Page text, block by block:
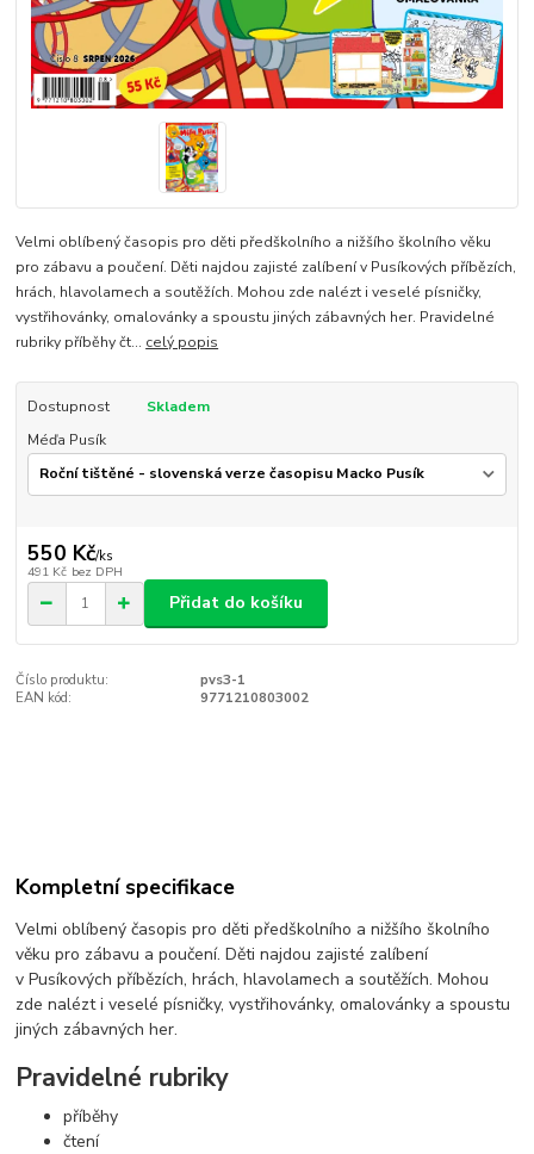
Velmi oblíbený časopis pro děti předškolního a nižšího školního věku
pro zábavu a poučení. Děti najdou zajisté zalíbení v Pusíkových příbězích,
hrách, hlavolamech a soutěžích. Mohou zde nalézt i veselé písničky,
vystřihovánky, omalovánky a spoustu jiných zábavných her. Pravidelné
rubriky příběhy čt... celý popis
Dostupnost
Skladem
Méďa Pusík
550 Kč/ks
491 Kč bez DPH
Přidat do košíku
Číslo produktu:
pvs3-1
EAN kód:
9771210803002
Kompletní specifikace
Velmi oblíbený časopis pro děti předškolního a nižšího školního
věku pro zábavu a poučení. Děti najdou zajisté zalíbení
v Pusíkových příbězích, hrách, hlavolamech a soutěžích. Mohou
zde nalézt i veselé písničky, vystřihovánky, omalovánky a spoustu
jiných zábavných her.
Pravidelné rubriky
příběhy
čtení